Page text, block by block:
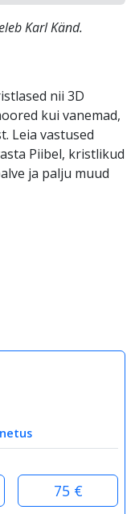
Karl Känd.
nii 3D
kui vanemad,
Leia vastused
Piibel, kristlikud
ja palju muud
75 €